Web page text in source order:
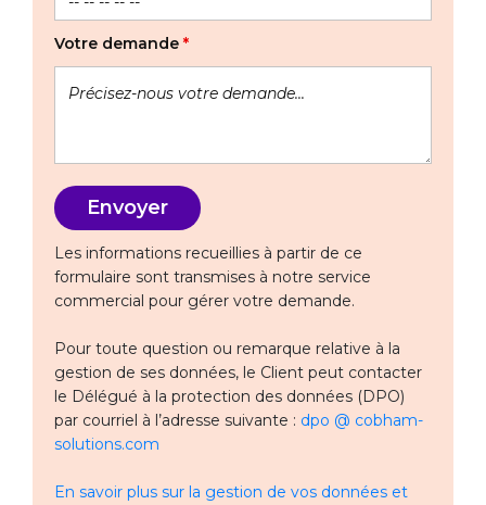
Votre demande *
Les informations recueillies à partir de ce
formulaire sont transmises à notre service
commercial pour gérer votre demande.
Pour toute question ou remarque relative à la
gestion de ses données, le Client peut contacter
le Délégué à la protection des données (DPO)
par courriel à l’adresse suivante : dpo @ cobham-
solutions.com
En savoir plus sur la gestion de vos données et